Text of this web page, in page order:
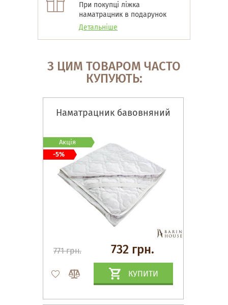
При покупці ліжка
наматрацник в подарунок
Детальніше
З ЦИМ ТОВАРОМ ЧАСТО
КУПУЮТЬ:
Наматрацник бавовняний
771 грн. 732 грн.
КУПИТИ
Акція
-5%